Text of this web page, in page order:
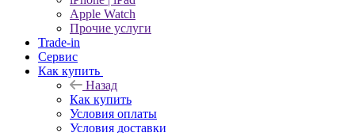
Apple Watch
Прочие услуги
Trade-in
Сервис
Как купить
Назад
Как купить
Условия оплаты
Условия доставки